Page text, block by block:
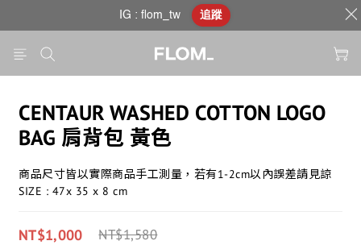
CENTAUR WASHED COTTON LOGO
BAG 肩背包 黃色
商品尺寸皆以實際商品手工測量，若有1-2cm以內誤差請見諒
SIZE : 47x 35 x 8 cm
NT$1,000 NT$1,580
IG : flom_tw 追蹤